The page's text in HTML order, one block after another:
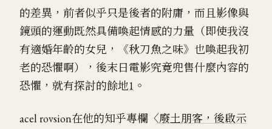
的差異，前者似乎只是後者的附庸，而且影像與
鏡頭的運動既然具備喚起情感的力量（即使我沒
有適婚年齡的女兒，《秋刀魚之味》也喚起我初
老的恐懼啊），後末日電影究竟兜售什麼內容的
恐懼，就有探討的餘地1 。
acel rovsion在他的知乎專欄〈廢土朋客，後啟示